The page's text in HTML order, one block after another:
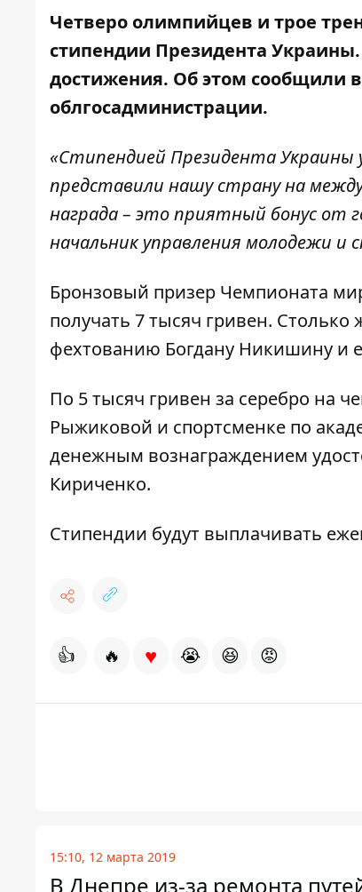
Четверо олимпийцев и трое
стипендии Президента
достижения. Об этом сообщили
облгосадминистрации.
«Стипендией Президента
представили нашу страну на
награда – это приятный бонус от
начальник управления молодежи и
Бронзовый призер Чемпионата
получать 7 тысяч гривен.
фехтованию Богдану Никишину и
По 5 тысяч гривен за серебро на
Рыжиковой и спортсменке по
денежным вознаграждением
Кириченко.
Стипендии будут выплачивать
👍 🔥 ♥ 😭 😆 😡
15:10, 12 марта 2019
В Днепре из-за ремонта